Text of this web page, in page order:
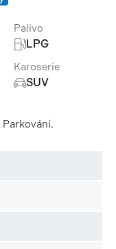
Palivo
LPG
Karoserie
SUV
Parkování.